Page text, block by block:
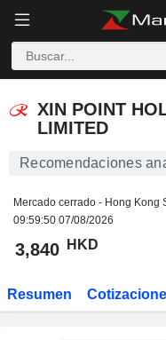
XIN POINT
LIMITED
Recomendaciones
Mercado cerrado - Hong Kong
09:59:50 07/08/2026
3,840 HKD
Resumen